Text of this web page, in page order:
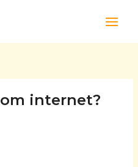
internet?